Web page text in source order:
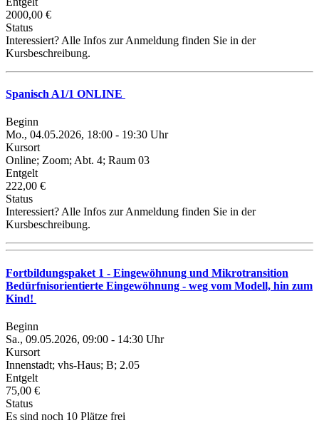
2000,00 €
Status
Interessiert? Alle Infos zur Anmeldung finden Sie in der
Kursbeschreibung.
Spanisch A1/1 ONLINE
Beginn
Mo., 04.05.2026, 18:00 - 19:30 Uhr
Kursort
Online; Zoom; Abt. 4; Raum 03
Entgelt
222,00 €
Status
Interessiert? Alle Infos zur Anmeldung finden Sie in der
Kursbeschreibung.
Fortbildungspaket 1 - Eingewöhnung und Mikrotransition
Bedürfnisorientierte Eingewöhnung - weg vom Modell, hin zum
Kind!
Beginn
Sa., 09.05.2026, 09:00 - 14:30 Uhr
Kursort
Innenstadt; vhs-Haus; B; 2.05
Entgelt
75,00 €
Status
Es sind noch 10 Plätze frei